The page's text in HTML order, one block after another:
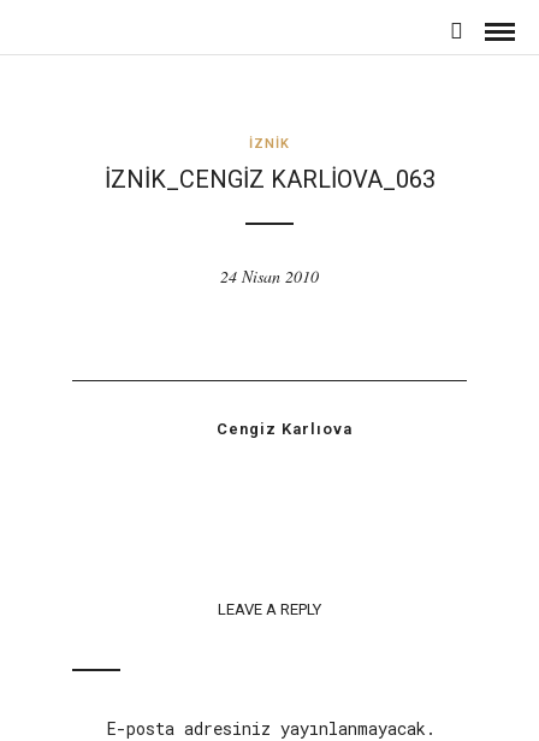
İZNIK
İZNIK_CENGIZ KARLIOVA_063
24 Nisan 2010
Cengiz Karlıova
LEAVE A REPLY
E-posta adresiniz yayınlanmayacak.